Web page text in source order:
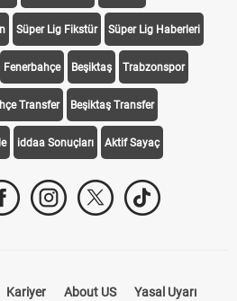
Süper Lig Fikstür Süper Lig Haberleri
Fenerbahçe Beşiktaş Trabzonspor
Transfer Beşiktaş Transfer
iddaa Sonuçları Aktif Sayaç
Kariyer About US Yasal Uyarı